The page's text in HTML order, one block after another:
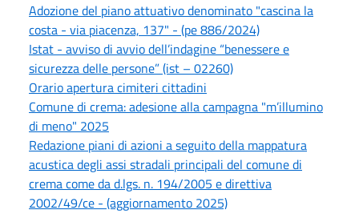
Adozione del piano attuativo denominato "cascina la
costa - via piacenza, 137" - (pe 886/2024)
Istat - avviso di avvio dell’indagine “benessere e
sicurezza delle persone” (ist – 02260)
Orario apertura cimiteri cittadini
Comune di crema: adesione alla campagna "m’illumino
di meno" 2025
Redazione piani di azioni a seguito della mappatura
acustica degli assi stradali principali del comune di
crema come da d.lgs. n. 194/2005 e direttiva
2002/49/ce - (aggiornamento 2025)